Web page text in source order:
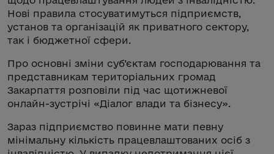
Нові правила стосуватимуться підприємств,
установ та організацій як приватного сектору,
так і бюджетної сфери.
Про основні зміни суб’єктам господарювання та
представникам територіальних громад
Закарпаття розповіли під час щотижневої
онлайн-зустрічі «Діалог влади та бізнесу».
Зараз підприємство повинне мати певну
мінімальну кількість працевлаштованих осіб з